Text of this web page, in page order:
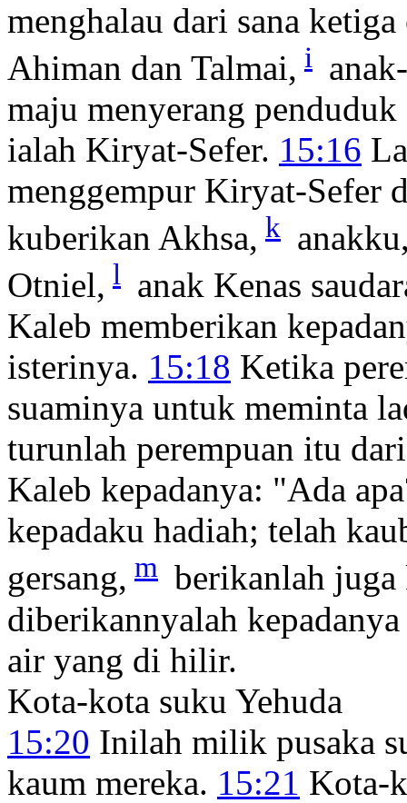
menghalau dari sana
Ahiman dan Talmai, i
maju menyerang
ialah Kiryat-Sefer. 15:16
menggempur Kiryat-Sefer
kuberikan Akhsa, k
Otniel, l anak Kenas
Kaleb memberikan
isterinya. 15:18 Ketika
suaminya untuk meminta
turunlah perempuan itu
Kaleb kepadanya: "Ada
kepadaku hadiah; telah
gersang, m berikanlah juga
diberikannyalah
air yang di hilir.
Kota-kota suku Yehuda
15:20 Inilah milik pusaka
kaum mereka. 15:21 Kota-